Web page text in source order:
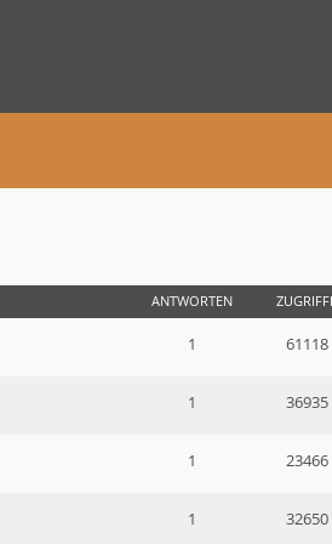
ANTWORTEN
1 61118
1 36935
1 23466
1 32650